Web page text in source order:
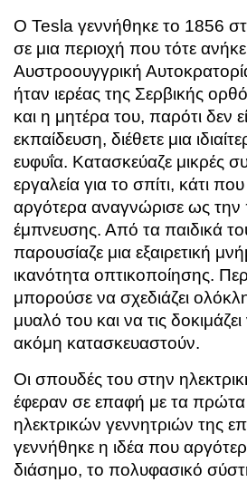
Ο Tesla γεννήθηκε το 1856
σε μια περιοχή που τότε
Αυστροουγγρική
ήταν ιερέας της Σερβικής
και η μητέρα του, παρότι δεν
εκπαίδευση, διέθετε μια
ευφυΐα. Κατασκεύαζε μικρές
εργαλεία για το σπίτι, κάτι
αργότερα αναγνώρισε ως
έμπνευσης. Από τα παιδικά
παρουσίαζε μια εξαιρετική
ικανότητα οπτικοποίησης.
μπορούσε να σχεδιάζει
μυαλό του και να τις
ακόμη κατασκευαστούν.
Οι σπουδές του στην
έφεραν σε επαφή με τα
ηλεκτρικών γεννητριών της
γεννήθηκε η ιδέα που
διάσημο, το πολυφασικό